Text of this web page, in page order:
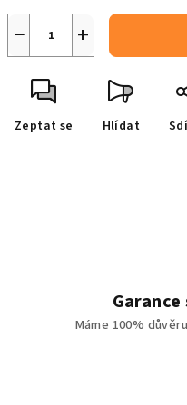
+
−
Zeptat se Hlídat
Máme 100%